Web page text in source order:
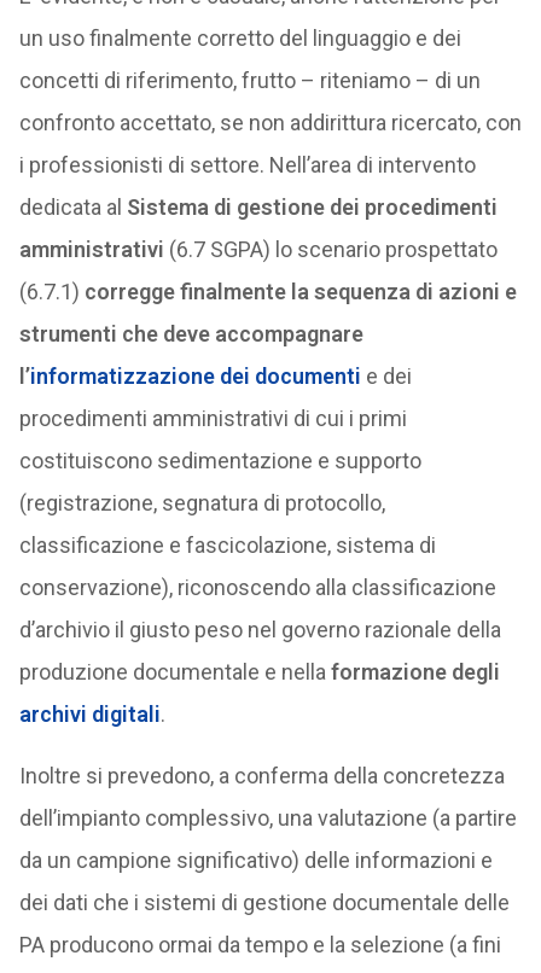
un uso finalmente corretto del linguaggio e dei
concetti di riferimento, frutto – riteniamo – di un
confronto accettato, se non addirittura ricercato, con
i professionisti di settore. Nell’area di intervento
dedicata al Sistema di gestione dei procedimenti
amministrativi (6.7 SGPA) lo scenario prospettato
(6.7.1) corregge finalmente la sequenza di azioni e
strumenti che deve accompagnare
l’informatizzazione dei documenti e dei
procedimenti amministrativi di cui i primi
costituiscono sedimentazione e supporto
(registrazione, segnatura di protocollo,
classificazione e fascicolazione, sistema di
conservazione), riconoscendo alla classificazione
d’archivio il giusto peso nel governo razionale della
produzione documentale e nella formazione degli
archivi digitali.
Inoltre si prevedono, a conferma della concretezza
dell’impianto complessivo, una valutazione (a partire
da un campione significativo) delle informazioni e
dei dati che i sistemi di gestione documentale delle
PA producono ormai da tempo e la selezione (a fini